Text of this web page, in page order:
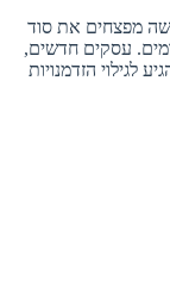
מפצחים את סוד
עסקים חדשים,
לגילוי הזדמנויות